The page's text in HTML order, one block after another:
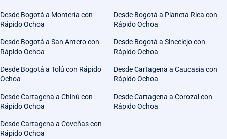
Desde Bogotá a Montería con
Rápido Ochoa
Desde Bogotá a Planeta Rica con
Rápido Ochoa
Desde Bogotá a San Antero con
Rápido Ochoa
Desde Bogotá a Sincelejo con
Rápido Ochoa
Desde Bogotá a Tolú con Rápido
Ochoa
Desde Cartagena a Caucasia con
Rápido Ochoa
Desde Cartagena a Chinú con
Rápido Ochoa
Desde Cartagena a Corozal con
Rápido Ochoa
Desde Cartagena a Coveñas con
Rápido Ochoa